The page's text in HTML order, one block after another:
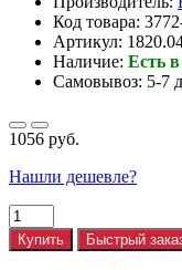
Код товара:
Артикул:
Наличие: Есть
Самовывоз: 5-7
1056 руб.
Нашли дешевле?
Купить Быстрый